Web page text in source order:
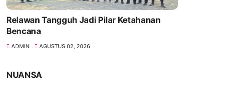
Relawan Tangguh Jadi Pilar Ketahanan
Bencana
ADMIN AGUSTUS 02, 2026
NUANSA